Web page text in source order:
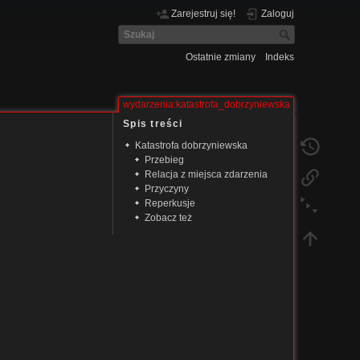
Zarejestruj się! Zaloguj
Ostatnie zmiany Indeks
wydarzenia:katastrofa_dobrzyniewska
Spis treści
Katastrofa dobrzyniewska
Przebieg
Relacja z miejsca zdarzenia
Przyczyny
Reperkusje
Zobacz też